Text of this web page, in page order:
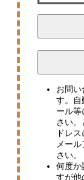
お問い
す。自
ール等
さい。
ドレ
メー
さい。
何度か
すが他